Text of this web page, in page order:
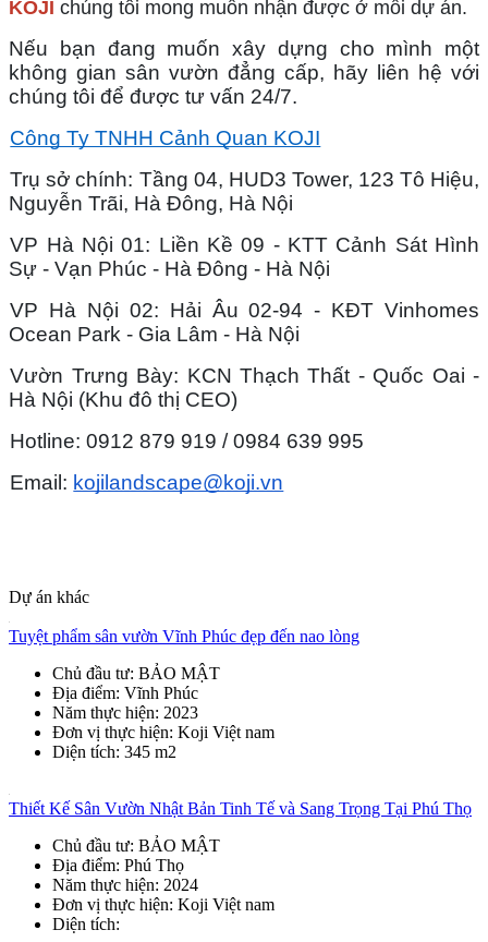
KOJI chúng tôi mong muốn nhận được ở mỗi dự án.
Nếu bạn đang muốn xây dựng cho mình một
không gian sân vườn đẳng cấp, hãy liên hệ với
chúng tôi để được tư vấn 24/7.
Công Ty TNHH Cảnh Quan KOJI
Trụ sở chính: Tầng 04, HUD3 Tower, 123 Tô Hiệu,
Nguyễn Trãi, Hà Đông, Hà Nội
VP Hà Nội 01: Liền Kề 09 - KTT Cảnh Sát Hình
Sự - Vạn Phúc - Hà Đông - Hà Nội
VP Hà Nội 02: Hải Âu 02-94 - KĐT Vinhomes
Ocean Park - Gia Lâm - Hà Nội
Vườn Trưng Bày: KCN Thạch Thất - Quốc Oai -
Hà Nội (Khu đô thị CEO)
Hotline: 0912 879 919 / 0984 639 995
Email: kojilandscape@koji.vn
Dự án khác
Tuyệt phẩm sân vườn Vĩnh Phúc đẹp đến nao lòng
Chủ đầu tư: BẢO MẬT
Địa điểm: Vĩnh Phúc
Năm thực hiện: 2023
Đơn vị thực hiện: Koji Việt nam
Diện tích: 345 m2
Thiết Kế Sân Vườn Nhật Bản Tinh Tế và Sang Trọng Tại Phú Thọ
Chủ đầu tư: BẢO MẬT
Địa điểm: Phú Thọ
Năm thực hiện: 2024
Đơn vị thực hiện: Koji Việt nam
Diện tích: